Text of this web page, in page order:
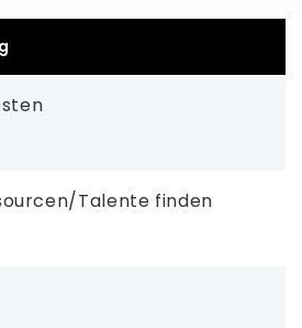
Talente finden